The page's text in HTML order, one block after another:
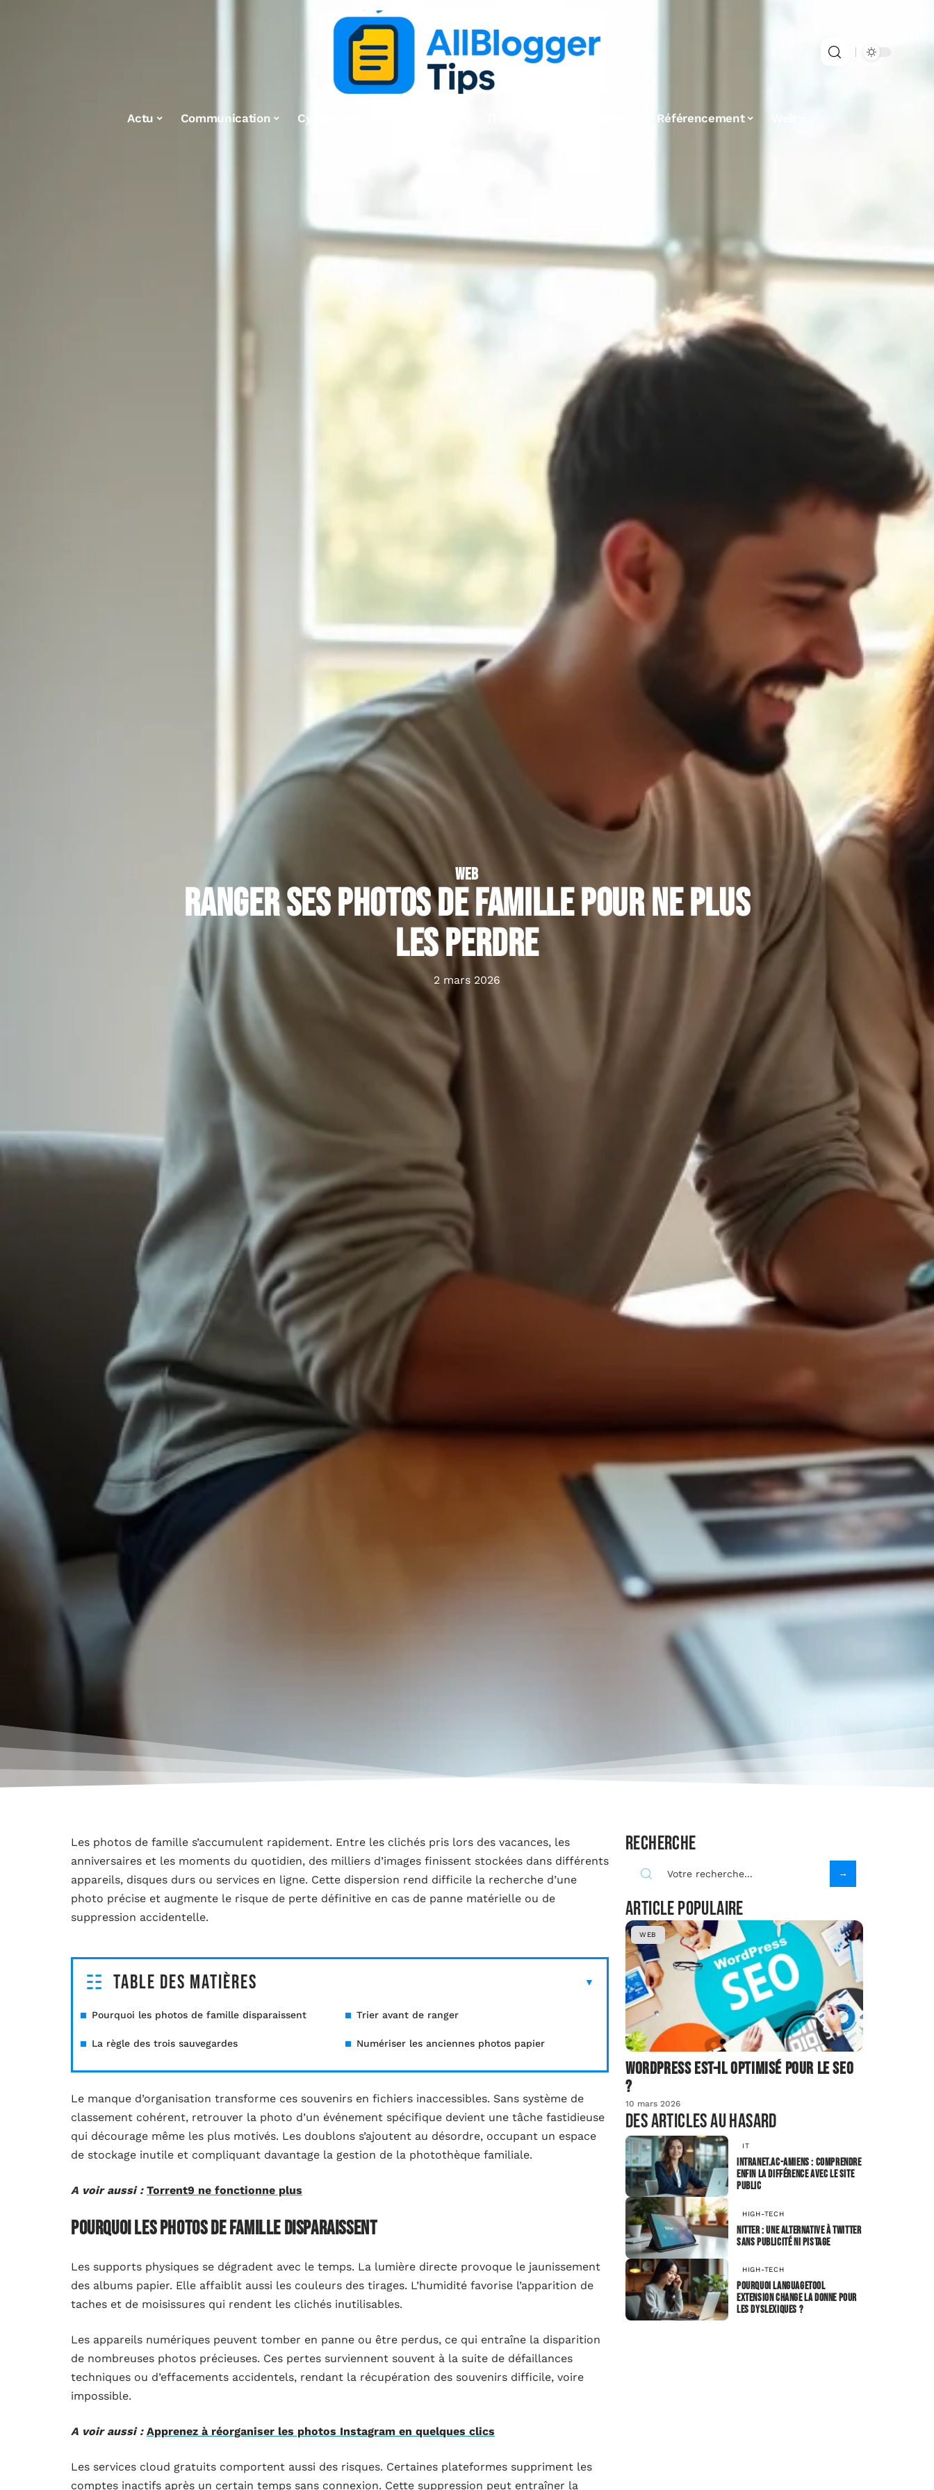
Actu Communication Cybersécurité Référencement
WEB
Ranger ses photos de famille pour ne plus
les perdre
2 mars 2026
Les photos de famille s’accumulent rapidement. Entre les clichés pris lors des vacances, les
anniversaires et les moments du quotidien, des milliers d’images finissent stockées dans différents
appareils, disques durs ou services en ligne. Cette dispersion rend difficile la recherche d’une
photo précise et augmente le risque de perte définitive en cas de panne matérielle ou de
suppression accidentelle.
Table des matières
Pourquoi les photos de famille disparaissent Trier avant de ranger
La règle des trois sauvegardes Numériser les anciennes photos papier
Le manque d’organisation transforme ces souvenirs en fichiers inaccessibles. Sans système de
classement cohérent, retrouver la photo d’un événement spécifique devient une tâche fastidieuse
qui décourage même les plus motivés. Les doublons s’ajoutent au désordre, occupant un espace
de stockage inutile et compliquant davantage la gestion de la photothèque familiale.
A voir aussi : Torrent9 ne fonctionne plus
Pourquoi les photos de famille disparaissent
Les supports physiques se dégradent avec le temps. La lumière directe provoque le jaunissement
des albums papier. Elle affaiblit aussi les couleurs des tirages. L’humidité favorise l’apparition de
taches et de moisissures qui rendent les clichés inutilisables.
Les appareils numériques peuvent tomber en panne ou être perdus, ce qui entraîne la disparition
de nombreuses photos précieuses. Ces pertes surviennent souvent à la suite de défaillances
techniques ou d’effacements accidentels, rendant la récupération des souvenirs difficile, voire
impossible.
A voir aussi : Apprenez à réorganiser les photos Instagram en quelques clics
Les services cloud gratuits comportent aussi des risques. Certaines plateformes suppriment les
comptes inactifs après un certain temps sans connexion. Cette suppression peut entraîner la
Recherche
Article populaire
WEB
Wordpress est-il optimisé pour le SEO
?
10 mars 2026
Des articles au hasard
IT
Intranet.ac-amiens : comprendre
enfin la différence avec le site
public
HIGH-TECH
Nitter : une alternative à Twitter
sans publicité ni pistage
HIGH-TECH
Pourquoi LanguageTool
extension change la donne pour
les dyslexiques ?